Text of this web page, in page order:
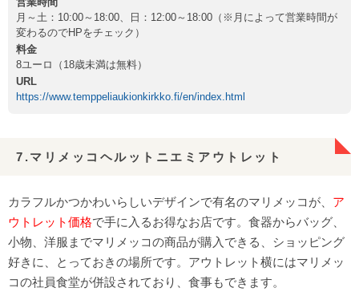
月～土：10:00～18:00、日：12:00～18:00（※月によって営業時間が
変わるのでHPをチェック）
料金
8ユーロ（18歳未満は無料）
URL
https://www.temppeliaukionkirkko.fi/en/index.html
7.マリメッコヘルットニエミアウトレット
カラフルかつかわいらしいデザインで有名のマリメッコが、 ア
ウトレット価格で手に入るお得なお店です。食器からバッグ、
小物、洋服までマリメッコの商品が購入できる、ショッピング
好きに、とっておきの場所です。アウトレット横にはマリメッ
コの社員食堂が併設されており、食事もできます。